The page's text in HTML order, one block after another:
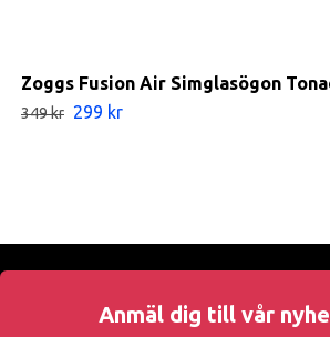
Zoggs Fusion Air Simglasögon
349 kr 299 kr
Anmäl dig till vår